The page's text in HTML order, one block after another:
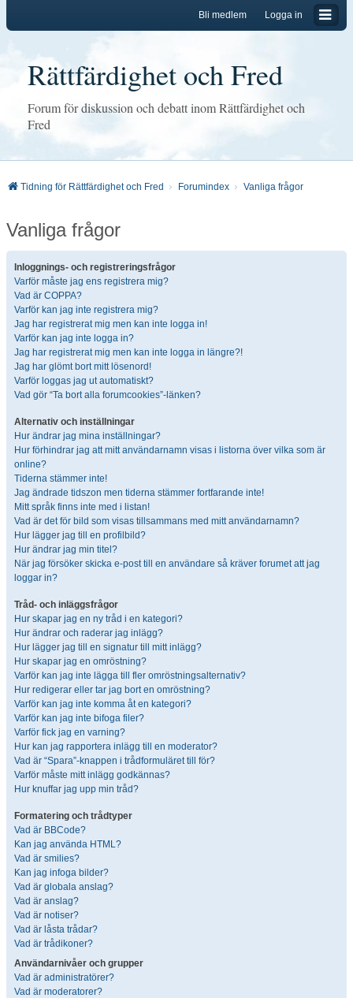
Logga in
Bli medlem
Rättfärdighet och Fred
Forum för diskussion och debatt inom Rättfärdighet och
Fred
Tidning för Rättfärdighet och Fred Forumindex Vanliga frågor
Vanliga frågor
Inloggnings- och registreringsfrågor
Varför måste jag ens registrera mig?
Vad är COPPA?
Varför kan jag inte registrera mig?
Jag har registrerat mig men kan inte logga in!
Varför kan jag inte logga in?
Jag har registrerat mig men kan inte logga in längre?!
Jag har glömt bort mitt lösenord!
Varför loggas jag ut automatiskt?
Vad gör “Ta bort alla forumcookies”-länken?
Alternativ och inställningar
Hur ändrar jag mina inställningar?
Hur förhindrar jag att mitt användarnamn visas i listorna över vilka som är
online?
Tiderna stämmer inte!
Jag ändrade tidszon men tiderna stämmer fortfarande inte!
Mitt språk finns inte med i listan!
Vad är det för bild som visas tillsammans med mitt användarnamn?
Hur lägger jag till en profilbild?
Hur ändrar jag min titel?
När jag försöker skicka e-post till en användare så kräver forumet att jag
loggar in?
Tråd- och inläggsfrågor
Hur skapar jag en ny tråd i en kategori?
Hur ändrar och raderar jag inlägg?
Hur lägger jag till en signatur till mitt inlägg?
Hur skapar jag en omröstning?
Varför kan jag inte lägga till fler omröstningsalternativ?
Hur redigerar eller tar jag bort en omröstning?
Varför kan jag inte komma åt en kategori?
Varför kan jag inte bifoga filer?
Varför fick jag en varning?
Hur kan jag rapportera inlägg till en moderator?
Vad är “Spara”-knappen i trådformuläret till för?
Varför måste mitt inlägg godkännas?
Hur knuffar jag upp min tråd?
Formatering och trådtyper
Vad är BBCode?
Kan jag använda HTML?
Vad är smilies?
Kan jag infoga bilder?
Vad är globala anslag?
Vad är anslag?
Vad är notiser?
Vad är låsta trådar?
Vad är trådikoner?
Användarnivåer och grupper
Vad är administratörer?
Vad är moderatorer?